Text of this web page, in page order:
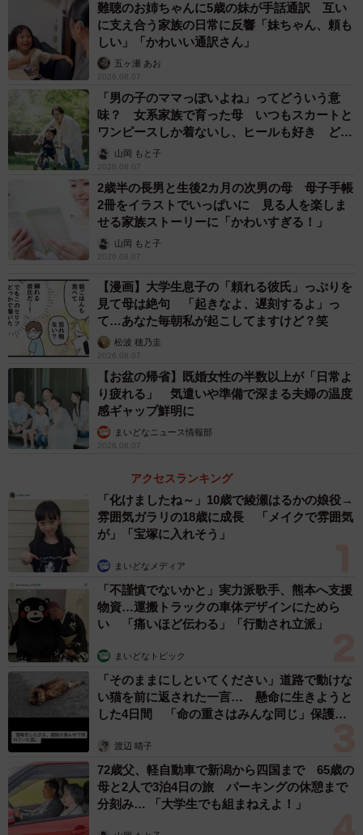
るく、頭の回転が速い子です。
――スケッチをご覧になったご感想を。
きらのどん：このタイプのスケッチは初めて見ました。い
つもは、いわゆる「かわいいアニメみたいな絵」しか描い
てなかったので。どうも小学校の先生に「人の表情は描く
目で変わる」と教えてもらったみたいで、それを表現した
みたいです。見たときはあまりにも味があり、感情の表現
が上手だったので驚きました。
――ご投稿に対し、大きな反響がありました。
きらのどん：娘の絵をこんなに褒めてもらえるなんて、思
ってなかったです。大変うれしかったです！
◇ ◇
きらのどんさんの投稿は400万回を超えるインプレッション
を記録し、4万3000件以上の「いいね」が集まった。SNS
ユーザーからは
「ちゃんと下からのアングルで上手すぎる」
「これは法廷画家になれるわね 」
「これを見ると愚痴言わない方がいいですね…」
「娘ちゃんと息子くんだけでなくワンちゃんも描かれてる
あたり、さすがですね 」
など、数々の驚きの声が寄せられた今回の投稿。
きらのどんさんのお嬢さんはその後、時折このような家族
のスケッチを描くようになったそうだ。
難聴のお姉ちゃんに5歳の妹が手話通訳 互い
に支え合う家族の日常に反響「妹ちゃん、頼も
しい」「かわいい通訳さん」
五ヶ瀬 あお
2026.08.07
「男の子のママっぽいよね」ってどういう意
味？ 女系家族で育った母 いつもスカートと
ワンピースしか着ないし、ヒールも好き どの
へんが…
山岡 もと子
2026.08.07
2歳半の長男と生後2カ月の次男の母 母子手帳
2冊をイラストでいっぱいに 見る人を楽しま
せる家族ストーリーに「かわいすぎる！」
山岡 もと子
2026.08.07
【漫画】大学生息子の「頼れる彼氏」っぷりを
見て母は絶句 「起きなよ、遅刻するよ」っ
て…あなた毎朝私が起こしてますけど？笑
松波 穂乃圭
2026.08.07
【お盆の帰省】既婚女性の半数以上が「日常よ
り疲れる」 気遣いや準備で深まる夫婦の温度
感ギャップ鮮明に
まいどなニュース情報部
2026.08.07
アクセスランキング
「化けましたね～」10歳で綾瀬はるかの娘役→
雰囲気ガラリの18歳に成長 「メイクで雰囲気
が」「宝塚に入れそう」
まいどなメディア
「不謹慎でないかと」実力派歌手、熊本へ支援
物資…運搬トラックの車体デザインにためら
い 「痛いほど伝わる」「行動され立派」
まいどなトピック
「そのままにしといてください」道路で動けな
い猫を前に返された一言… 懸命に生きようと
した4日間 「命の重さはみんな同じ」保護団
渡辺 晴子
72歳父、軽自動車で新潟から四国まで 65歳の
母と2人で3泊4日の旅 パーキングの休憩まで
分刻み… 「大学生でも組まねえよ！」